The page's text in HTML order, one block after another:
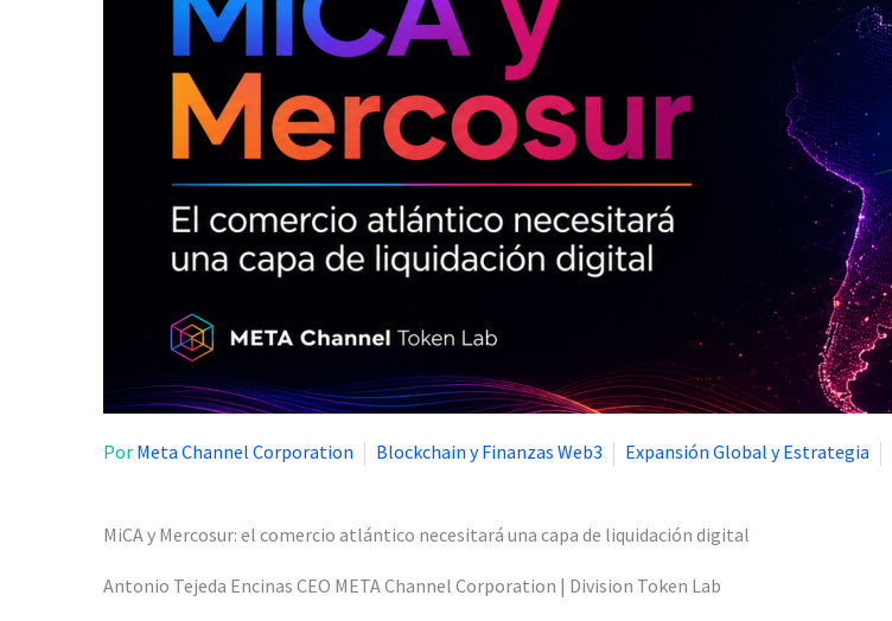
Por Meta Channel Corporation Blockchain y Finanzas Web3 Expansión Global y Estrategia
MiCA y Mercosur: el comercio atlántico necesitará una capa de liquidación digital
Antonio Tejeda Encinas CEO META Channel Corporation | Division Token Lab